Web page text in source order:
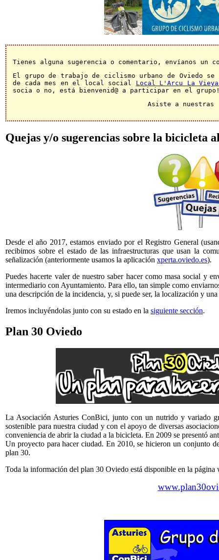
Tienes alguna sugerencia o comentario, envíanos un
El grupo de trabajo de ciclismo urbano de Oviedo se
de cada mes en el local social Local L'Arcu La
socia o no, está bienvenid@ a participar en el
Asiste a nuestras
Quejas y/o sugerencias sobre la bicicleta
Desde el año 2017, estamos enviado por el Registro General
recibimos sobre el estado de las infraestructuras que usan la
señalización (anteriormente usamos la aplicación xperta.oviedo.es).
Puedes hacerte valer de nuestro saber hacer como masa social y
intermediario con Ayuntamiento. Para ello, tan simple como
una descripción de la incidencia, y, si puede ser, la localización y
Iremos incluyéndolas junto con su estado en la siguiente sección.
Plan 30 Oviedo
La Asociación Asturies ConBici, junto con un nutrido y variado
sostenible para nuestra ciudad y con el apoyo de diversas
conveniencia de abrir la ciudad a la bicicleta. En 2009 se presentó
Un proyecto para hacer ciudad. En 2010, se hicieron un conjunto
plan 30.
Toda la información del plan 30 Oviedo está disponible en la página